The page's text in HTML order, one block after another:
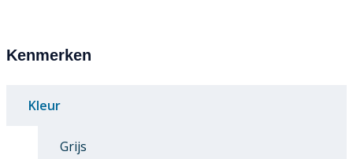
Kenmerken
Kleur
Grijs